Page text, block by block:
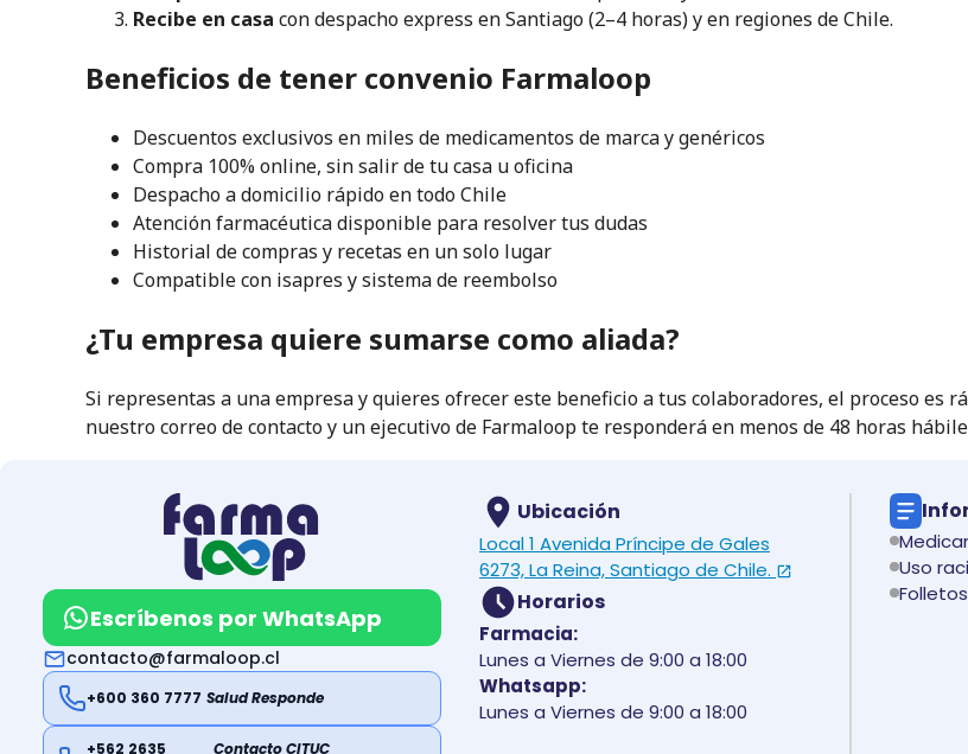
Recibe en casa con despacho express en Santiago (2–4 horas) y en regiones de Chile.
Beneficios de tener convenio Farmaloop
Descuentos exclusivos en miles de medicamentos de marca y genéricos
Compra 100% online, sin salir de tu casa u oficina
Despacho a domicilio rápido en todo Chile
Atención farmacéutica disponible para resolver tus dudas
Historial de compras y recetas en un solo lugar
Compatible con isapres y sistema de reembolso
¿Tu empresa quiere sumarse como aliada?
Si representas a una empresa y quieres ofrecer este beneficio a tus colaboradores, el proceso es
nuestro correo de contacto y un ejecutivo de Farmaloop te responderá en menos de 48 horas
Escríbenos por WhatsApp
contacto@farmaloop.cl
+600 360 7777 Salud Responde
+562 2635 Contacto CITUC
Ubicación
Local 1 Avenida Príncipe de Gales
6273, La Reina, Santiago de Chile.
Horarios
Farmacia:
Lunes a Viernes de 9:00 a 18:00
Whatsapp:
Lunes a Viernes de 9:00 a 18:00
Uso